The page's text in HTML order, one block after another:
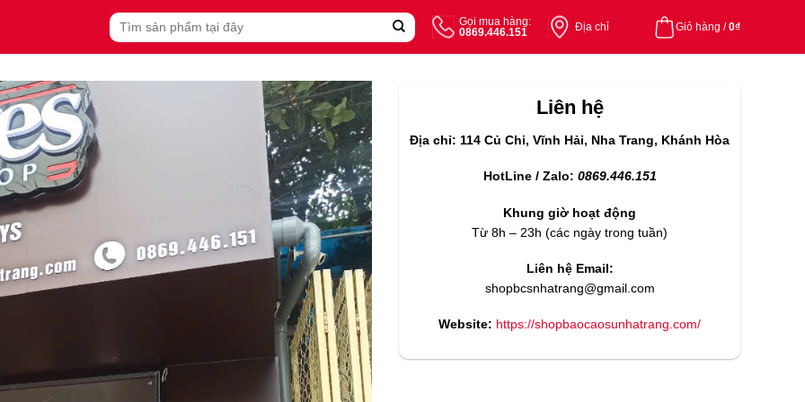
Tìm
kiếm:
Gọi mua hàng:
0869.446.151
Địa chỉ Giỏ hàng /0₫
Liên hệ
Địa chỉ: 114 Củ Chi, Vĩnh Hải, Nha Trang, Khánh Hòa
HotLine / Zalo: 0869.446.151
Khung giờ hoạt động
Từ 8h – 23h (các ngày trong tuần)
Liên hệ Email:
shopbcsnhatrang@gmail.com
Website: https://shopbaocaosunhatrang.com/